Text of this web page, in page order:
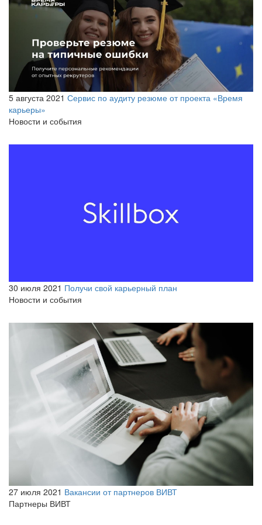
5 августа 2021 Сервис по аудиту резюме от проекта «Время
карьеры»
Новости и события
30 июля 2021 Получи свой карьерный план
Новости и события
27 июля 2021 Вакансии от партнеров ВИВТ
Партнеры ВИВТ